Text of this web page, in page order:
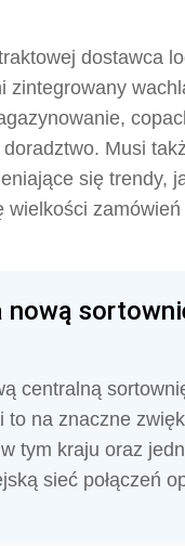
dostawca
zintegrowany
Musi
się trendy,
wielkości
nową
centralną
to na znaczne
tym kraju oraz
sieć połączeń